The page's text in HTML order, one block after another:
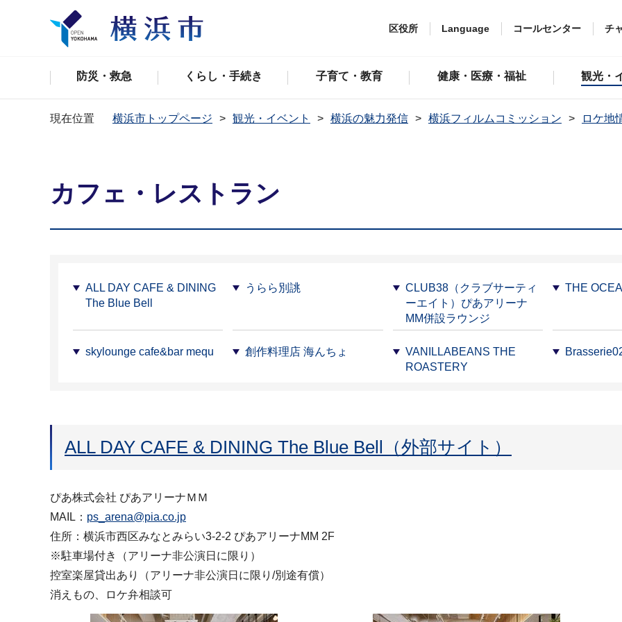
区役所 Language コールセンター チ
防災・救急 くらし・手続き 子育て・教育 健康・医療・福祉 観光・
現在位置 横浜市トップページ 観光・イベント 横浜の魅力発信 横浜フィルムコミッション ロケ地
カフェ・レストラン
ALL DAY CAFE & DINING
The Blue Bell
うらら別誂
CLUB38（クラブサーティ
ーエイト）ぴあアリーナ
MM併設ラウンジ
THE
skylounge cafe&bar mequ 創作料理店 海んちょ
VANILLABEANS THE
ROASTERY
ALL DAY CAFE & DINING The Blue Bell（外部サイト）
ぴあ株式会社 ぴあアリーナＭＭ
MAIL： ps_arena@pia.co.jp
住所：横浜市西区みなとみらい3-2-2 ぴあアリーナMM 2F
※駐車場付き（アリーナ非公演日に限り）
控室楽屋貸出あり（アリーナ非公演日に限り/別途有償）
消えもの、ロケ弁相談可